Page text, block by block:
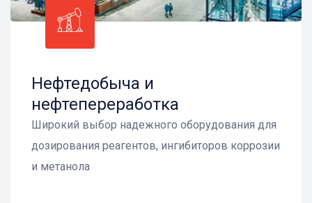
Нефтедобыча и
нефтепереработка
Широкий выбор надежного оборудования для
дозирования реагентов, ингибиторов коррозии
и метанола